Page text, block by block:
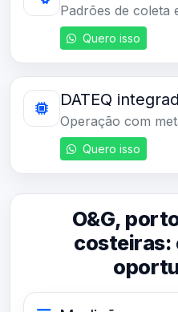
Padrões de coleta
Quero isso
DATEQ
Operação com
Quero isso
O&G,
costeiras: